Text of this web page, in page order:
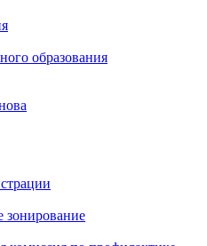
образования
зонирование